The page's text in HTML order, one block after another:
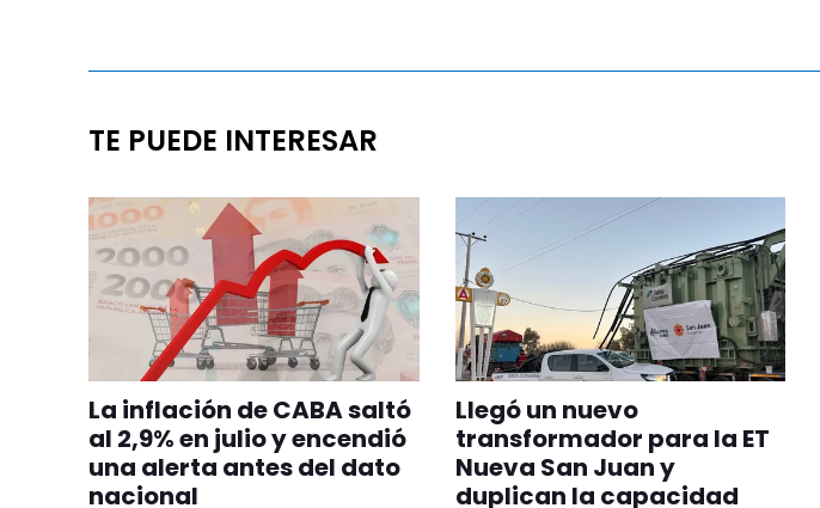
TE PUEDE INTERESAR
La inflación de CABA saltó
al 2,9% en julio y encendió
una alerta antes del dato
nacional
Llegó un nuevo
transformador para la ET
Nueva San Juan y
duplican la capacidad